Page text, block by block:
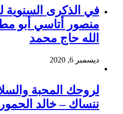
في الذكرى السنوية
منصور أتاسي أبو
الله حاج محمد
ديسمبر 6, 2020
لروحك المحبة
ننساك – خالد